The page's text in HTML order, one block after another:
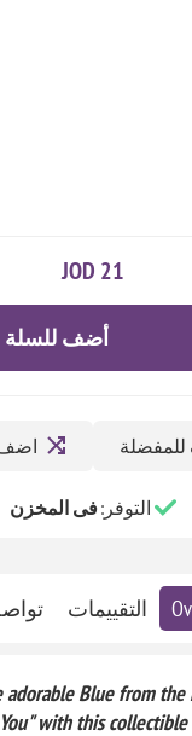
21 JOD
أضف للسلة
اضف
التوفر:فى المخزن
التقييمات
adorable Blue from
with this